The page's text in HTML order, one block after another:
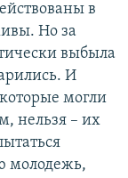
в
Но за
выбыла
И
могли
нельзя – их
молодежь,